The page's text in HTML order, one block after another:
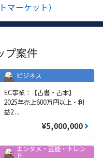
マーケット）
プ案件
ビジネス
EC事業：【古書・古本】
2025年売上600万円以上・利
益2 ...
¥5,000,000
エンタメ・芸能・トレン
ド